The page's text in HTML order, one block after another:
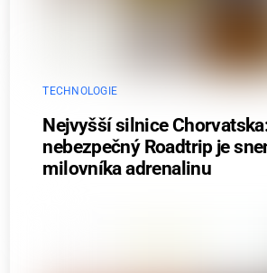
TECHNOLOGIE
Nejvyšší silnice
nebezpečný Roadtrip je
milovníka adrenalinu